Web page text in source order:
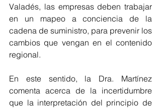
Valadés, las empresas deben trabajar
en un mapeo a conciencia de la
cadena de suministro, para prevenir los
cambios que vengan en el contenido
regional.
En este sentido, la Dra. Martínez
comenta acerca de la incertidumbre
que la interpretación del principio de